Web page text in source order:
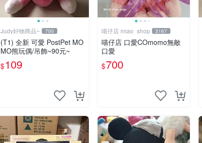
Judy好物商品~ 700
(T1) 全新 可愛 PostPet MO
MO熊玩偶/吊飾~90元~
$109
喵仔店 miao_shop 3167
喵仔店 口愛COmomo無敵
口愛
$700